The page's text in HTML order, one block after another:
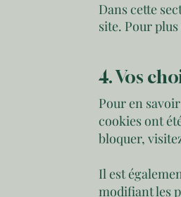
Dans cette
site. Pour
4. Vos
Pour en
cookies ont
bloquer,
Il est
modifiant les